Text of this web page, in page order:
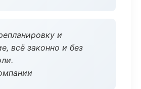
и
всё законно и без